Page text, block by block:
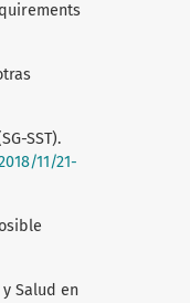
SST).
11/21-
Salud en